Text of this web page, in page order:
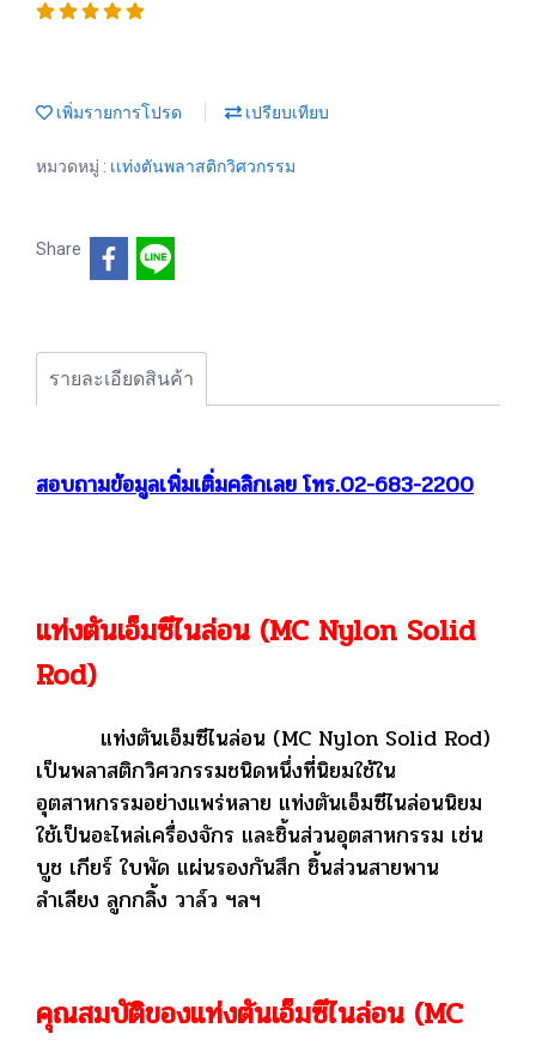
เพิ่มรายการโปรด เปรียบเทียบ
หมวดหมู่ : เเท่งตันพลาสติกวิศวกรรม
Share
รายละเอียดสินค้า
สอบถามข้อมูลเพิ่มเติ่มคลิกเลย โทร.02-683-2200
แท่งตันเอ็มซีไนล่อน (MC Nylon Solid
Rod)
แท่งตันเอ็มซีไนล่อน (MC Nylon Solid Rod)
เป็นพลาสติกวิศวกรรมชนิดหนึ่งที่นิยมใช้ใน
อุตสาหกรรมอย่างแพร่หลาย แท่งตันเอ็มซีไนล่อนนิยม
ใช้เป็นอะไหล่เครื่องจักร และชิ้นส่วนอุตสาหกรรม เช่น
บูช เกียร์ ใบพัด แผ่นรองกันสึก ชิ้นส่วนสายพาน
ลำเลียง ลูกกลิ้ง วาล์ว ฯลฯ
คุณสมบัติของแท่งตันเอ็มซีไนล่อน (MC